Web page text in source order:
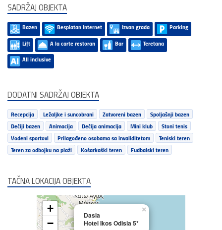
SADRŽAJ OBJEKTA
Bazen Besplatan internet Izvan grada
Parking
Lift
A la carte restoran Bar
Teretana
All inclusive
DODATNI SADRŽAJ OBJEKTA
Recepcija Ležaljke i suncobrani Zatvoreni bazen
Spoljašnji bazen
Dečiji bazen
Animacija Dečija animacija Mini klub
Stoni tenis
Vodeni sportovi
Prilagođeno osobama sa invaliditetom
Teniski teren
Teren za odbojku na plaži
Košarkaški teren Fudbalski teren
TAČNA LOKACIJA OBJEKTA
Dasia
Hotel Ikos Odisia 5*
×
+
−